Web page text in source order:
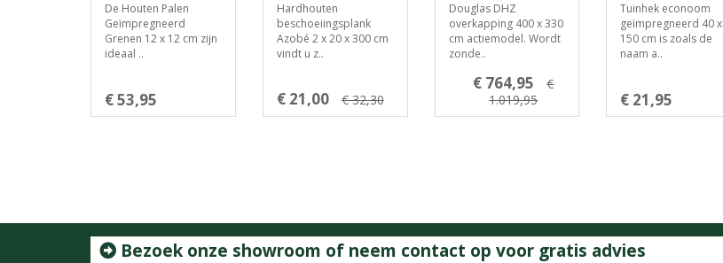
De Houten Palen
Geïmpregneerd
Grenen 12 x 12 cm zijn
ideaal ..
€ 53,95
Hardhouten
beschoeiingsplank
Azobé 2 x 20 x 300 cm
vindt u z..
€ 21,00 € 32,30
Douglas DHZ
overkapping 400 x 330
cm actiemodel. Wordt
zonde..
€ 764,95
€
1.019,95
Tuinhek econoom
geïmpregneerd 40 x
150 cm is zoals de
naam a..
€ 21,95
Bezoek onze showroom of neem contact op voor gratis advies